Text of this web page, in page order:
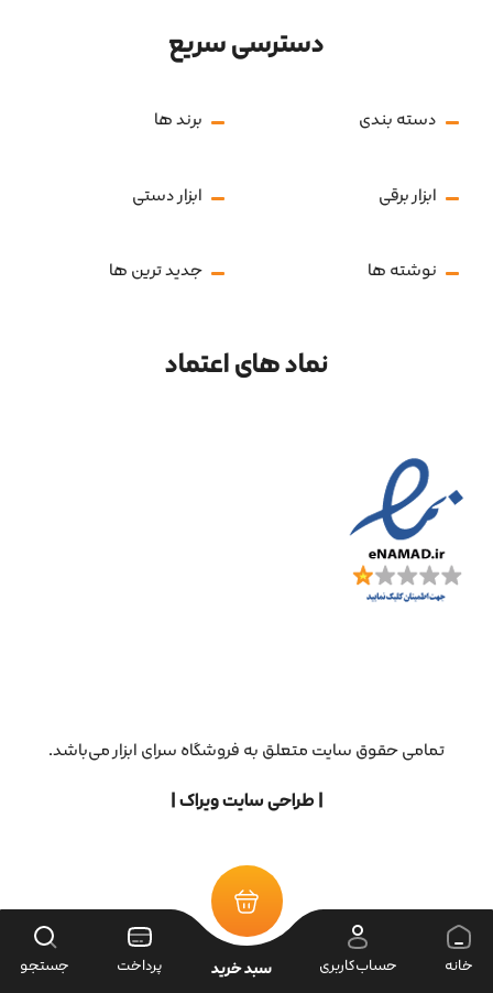
دسترسی سریع
دسته بندی برند ها
ابزار برقی ابزار دستی
نوشته ها جدید ترین ها
نماد های اعتماد
تمامی حقوق سایت متعلق به فروشگاه سرای ابزار می‌باشد.
| طراحی سایت ویراک |
خانه حساب‌کاربری سبد خرید پرداخت جستجو